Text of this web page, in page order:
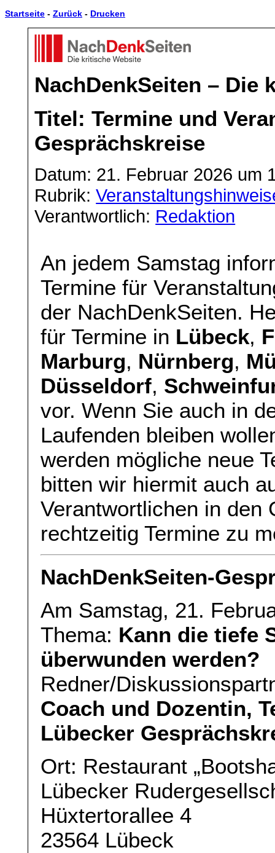
Startseite - Zurück - Drucken
NachDenkSeiten – Die
Titel: Termine und
Gesprächskreise
Datum: 21. Februar 2026 um
Rubrik:
Verantwortlich: Redaktion
An jedem Samstag
Termine für
der NachDenkSeiten.
für Termine in Lübeck,
Marburg, Nürnberg,
Düsseldorf,
vor. Wenn Sie auch in
Laufenden bleiben
werden mögliche neue
bitten wir hiermit auch
Verantwortlichen in den
rechtzeitig Termine zu
NachDenkSeiten-
Am Samstag, 21.
Thema: Kann die tiefe
überwunden werden?
Redner/
Coach und Dozentin,
Lübecker
Ort: Restaurant
Lübecker
Hüxtertorallee 4
23564 Lübeck